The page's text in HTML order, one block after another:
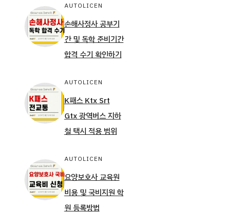
AUTOLICEN
손해사정사 공부기
간 및 독학 준비기간
합격 수기 확인하기
AUTOLICEN
K패스 Ktx Srt
Gtx 광역버스 지하
철 택시 적용 범위
AUTOLICEN
요양보호사 교육원
비용 및 국비지원 학
원 등록방법